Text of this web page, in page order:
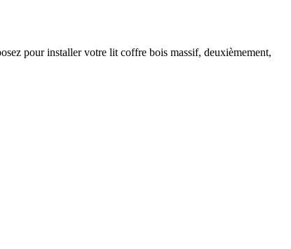
pour installer votre lit coffre bois massif, deuxièmement,